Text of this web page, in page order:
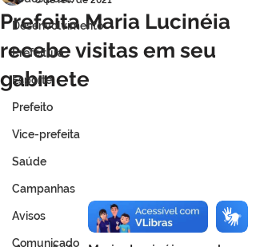
Desenvolvimento
Prefeitura
Esporte
Prefeito
Vice-prefeita
Saúde
Campanhas
Avisos
Comunicado
Prefeita Maria Lucinéia
recebe visitas em seu
gabinete